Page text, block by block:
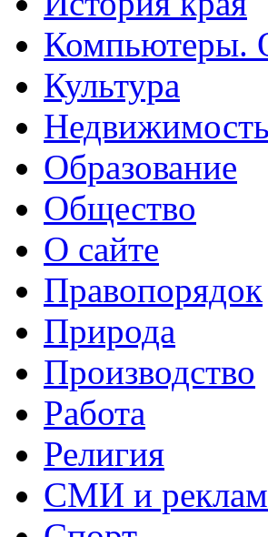
Компьютеры.
Культура
Недвижимость
Образование
Общество
О сайте
Правопорядок
Природа
Производство
Работа
Религия
СМИ и